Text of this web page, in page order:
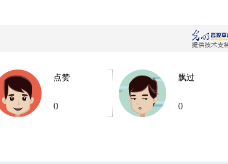
点赞
0
飘过
0